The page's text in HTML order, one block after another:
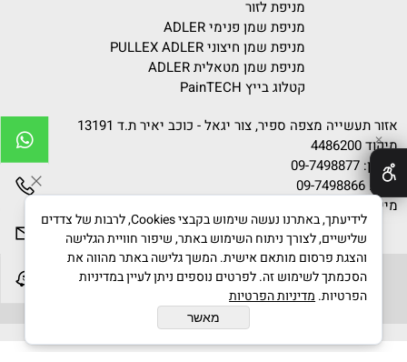
מניפת לזור
מניפת שמן פנימי ADLER
מניפת שמן חיצוני PULLEX ADLER
מניפת שמן מטאלית ADLER
קטלוג בייץ PainTECH
אזור תעשייה מצפה ספיר, צור יגאל - כוכב יאיר ת.ד 13191
מיקוד 4486200
טלפון: 09-7498877
פקס: 09-7498866
מייל:
גוונים © 2020 All Rights Reserved
✕
לידיעתך, באתרנו נעשה שימוש בקבצי Cookies, לרבות של צדדים
שלישיים, לצורך ניתוח השימוש באתר, שיפור חוויית הגלישה
והצגת פרסום מותאם אישית. המשך גלישה באתר מהווה את
הסכמתך לשימוש זה. לפרטים נוספים ניתן לעיין במדיניות
הפרטיות. מדיניות הפרטיות
מאשר